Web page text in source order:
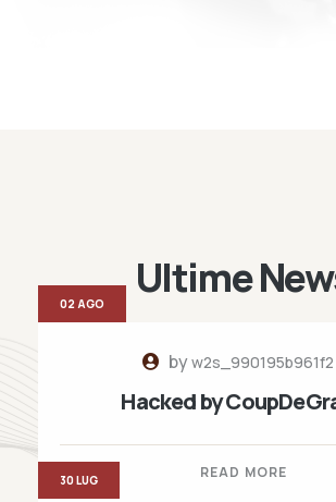
Ultime
byw2s_990195b961f2
Hacked by
READ MORE
02 AGO
30 LUG